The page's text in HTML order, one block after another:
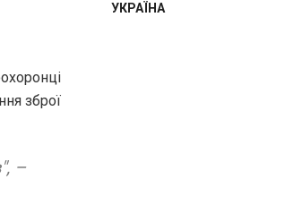
зброї
–
УКРАЇНА